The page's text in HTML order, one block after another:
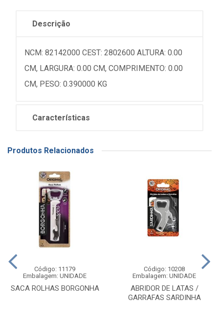
Descrição
NCM: 82142000 CEST: 2802600 ALTURA: 0.00
CM, LARGURA: 0.00 CM, COMPRIMENTO: 0.00
CM, PESO: 0.390000 KG
Características
Produtos Relacionados
SACA ROLHAS BORGONHA
Código: 11179
Embalagem: UNIDADE
ABRIDOR DE LATAS /
GARRAFAS SARDINHA
Código: 10208
Embalagem: UNIDADE